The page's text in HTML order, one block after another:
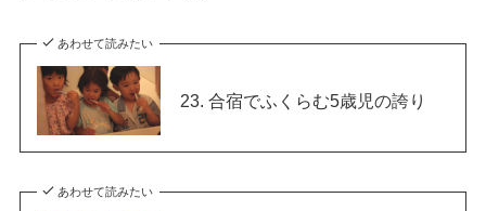
あわせて読みたい
23. 合宿でふくらむ5歳児の誇り
あわせて読みたい